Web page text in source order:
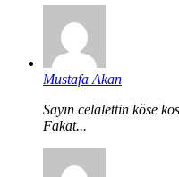
Mustafa Akan
Sayın celalettin köse
Fakat...